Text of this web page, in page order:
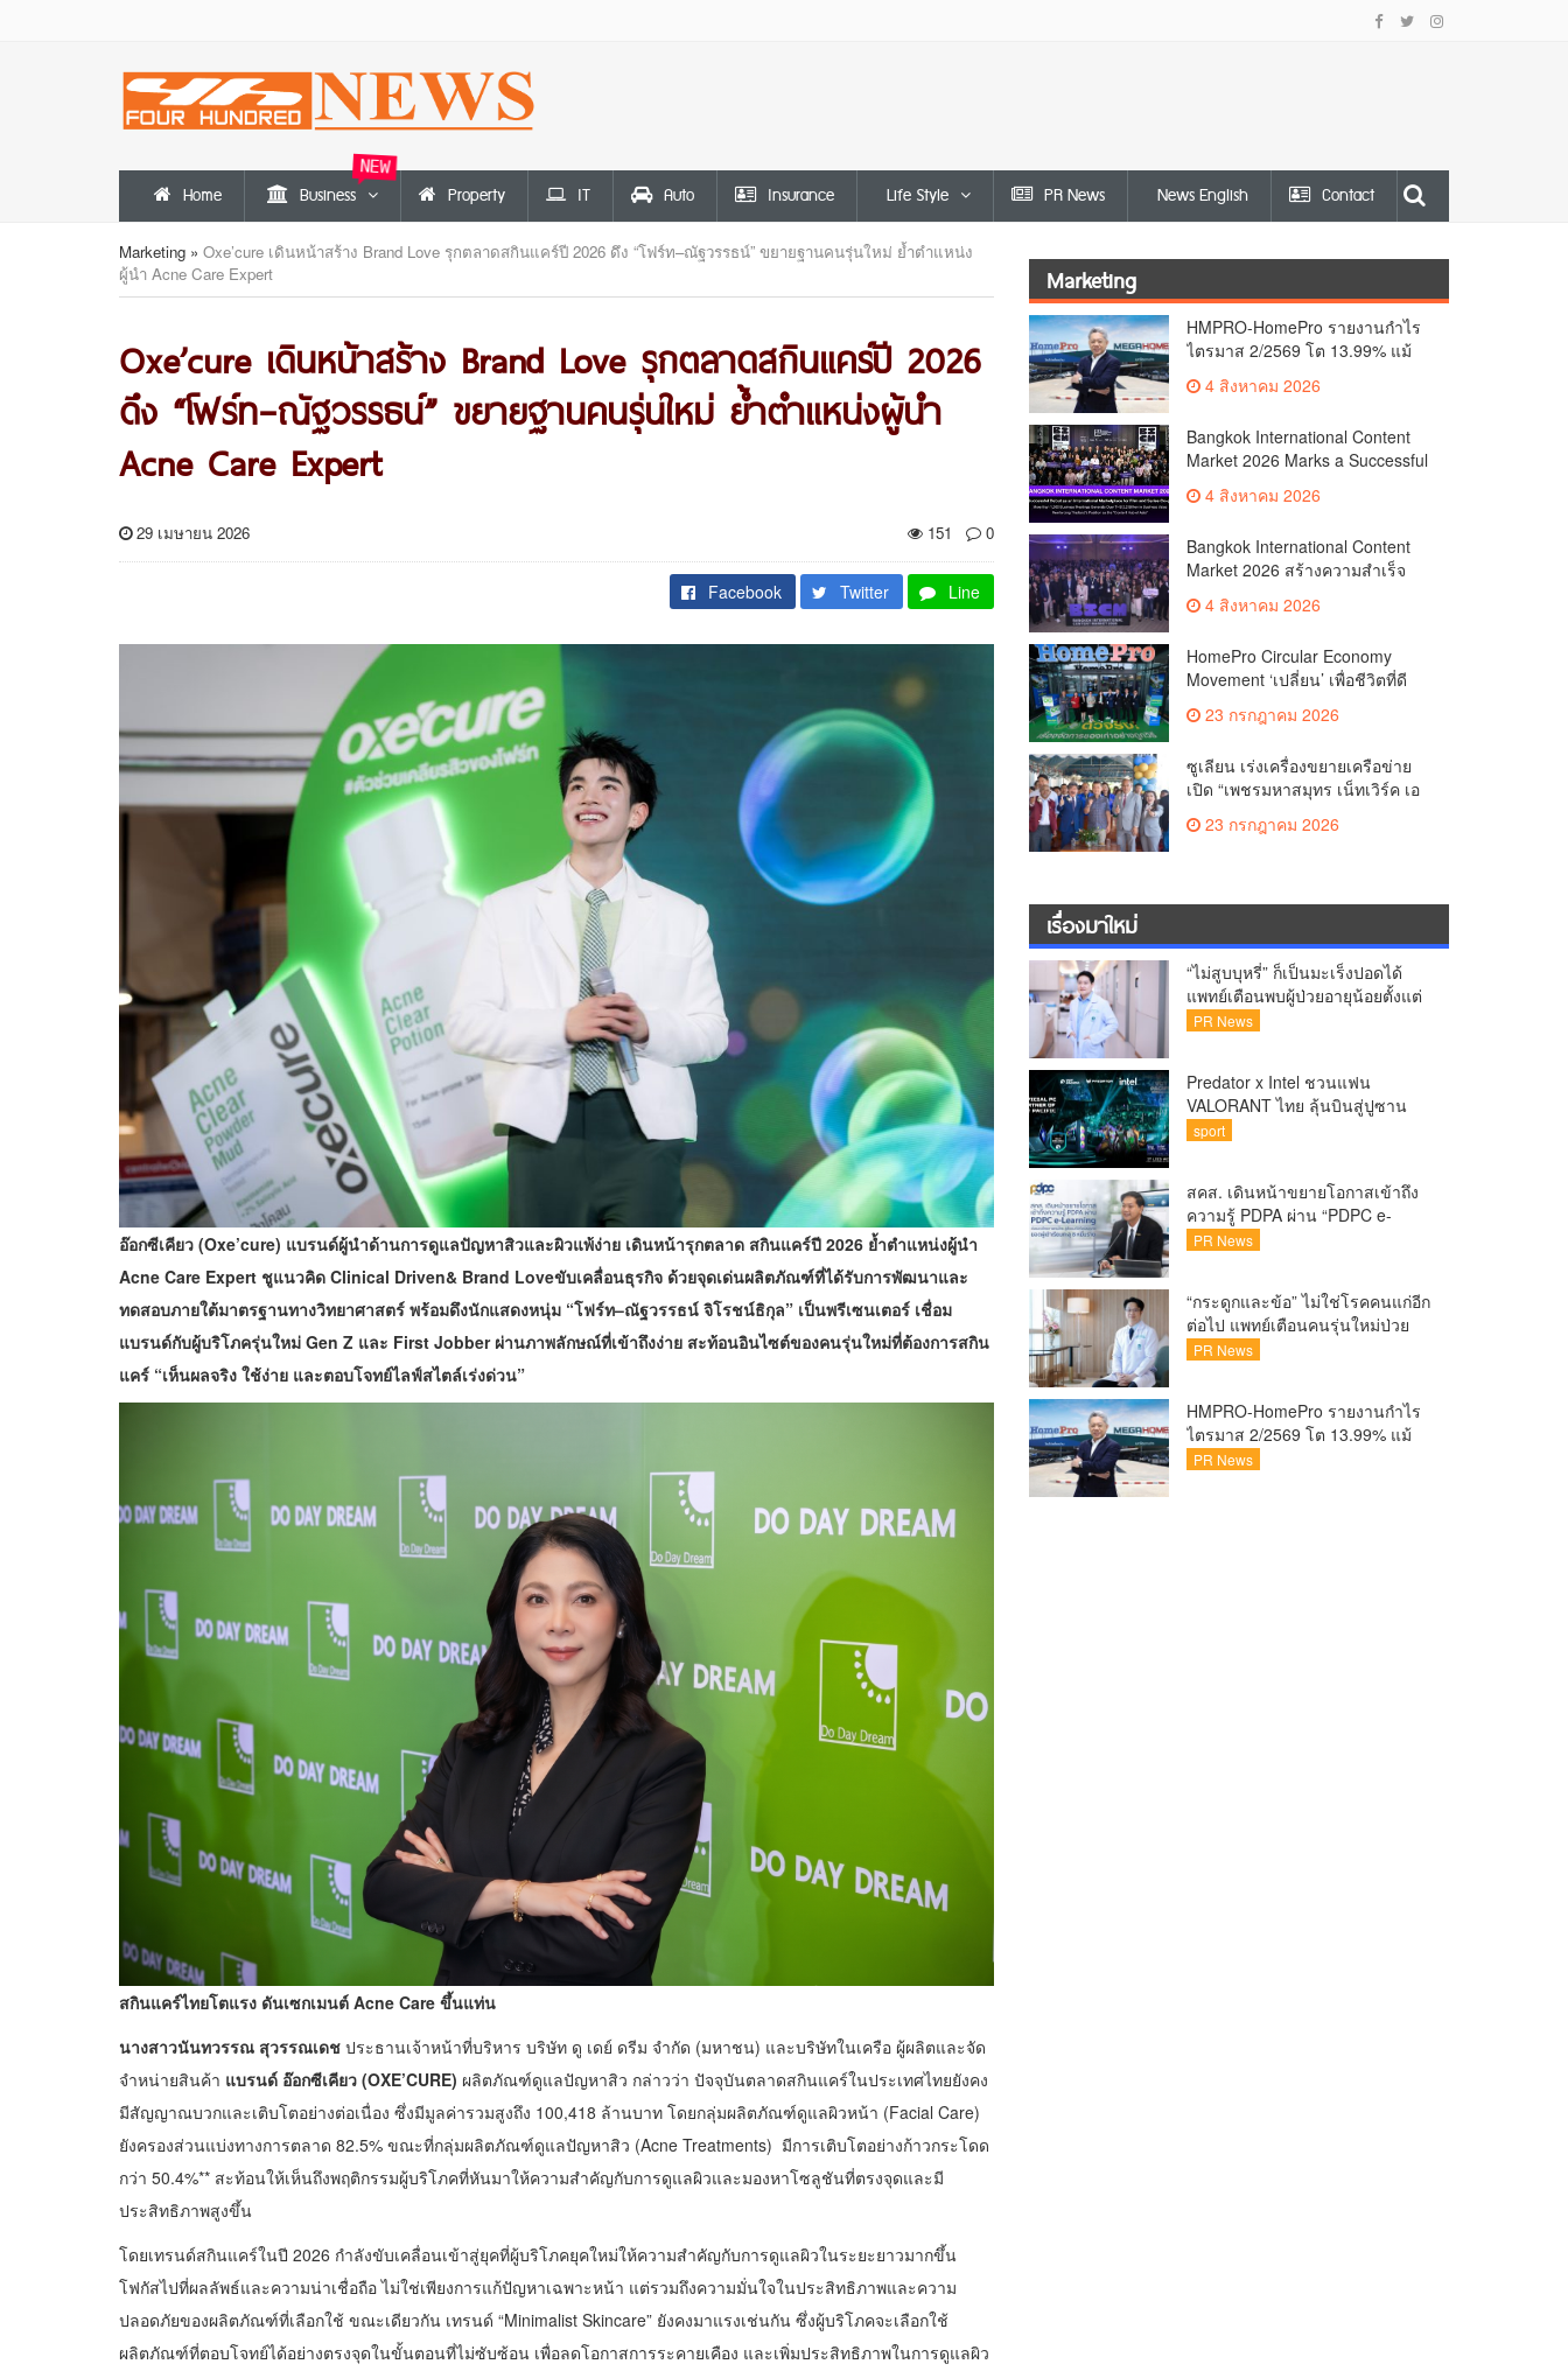
Home Business
NEW
Property IT Auto Insurance Life Style PR News News English Contact
Marketing » Oxe’cure เดินหน้าสร้าง Brand Love รุกตลาดสกินแคร์ปี 2026 ดึง “โฟร์ท–ณัฐวรรธน์” ขยายฐานคนรุ่นใหม่ ย้ำตำแหน่ง
ผู้นำ Acne Care Expert
Oxe’cure เดินหน้าสร้าง Brand Love รุกตลาดสกินแคร์ปี 2026
ดึง “โฟร์ท–ณัฐวรรธน์” ขยายฐานคนรุ่นใหม่ ย้ำตำแหน่งผู้นำ
Acne Care Expert
29 เมษายน 2026 151 0
Facebook Twitter Line
อ๊อกซีเคียว (Oxe’cure) แบรนด์ผู้นำด้านการดูแลปัญหาสิวและผิวแพ้ง่าย เดินหน้ารุกตลาด สกินแคร์ปี 2026 ย้ำตำแหน่งผู้นำ
Acne Care Expert ชูแนวคิด Clinical Driven& Brand Loveขับเคลื่อนธุรกิจ ด้วยจุดเด่นผลิตภัณฑ์ที่ได้รับการพัฒนาและ
ทดสอบภายใต้มาตรฐานทางวิทยาศาสตร์ พร้อมดึงนักแสดงหนุ่ม “โฟร์ท–ณัฐวรรธน์ จิโรชน์ธิกุล” เป็นพรีเซนเตอร์ เชื่อม
แบรนด์กับผู้บริโภครุ่นใหม่ Gen Z และ First Jobber ผ่านภาพลักษณ์ที่เข้าถึงง่าย สะท้อนอินไซต์ของคนรุ่นใหม่ที่ต้องการสกิน
แคร์ “เห็นผลจริง ใช้ง่าย และตอบโจทย์ไลฟ์สไตล์เร่งด่วน”
สกินแคร์ไทยโตแรง ดันเซกเมนต์ Acne Care ขึ้นแท่น
นางสาวนันทวรรณ สุวรรณเดช ประธานเจ้าหน้าที่บริหาร บริษัท ดู เดย์ ดรีม จำกัด (มหาชน) และบริษัทในเครือ ผู้ผลิตและจัด
จำหน่ายสินค้า แบรนด์ อ๊อกซีเคียว (OXE’CURE) ผลิตภัณฑ์ดูแลปัญหาสิว กล่าวว่า ปัจจุบันตลาดสกินแคร์ในประเทศไทยยังคง
มีสัญญาณบวกและเติบโตอย่างต่อเนื่อง ซึ่งมีมูลค่ารวมสูงถึง 100,418 ล้านบาท โดยกลุ่มผลิตภัณฑ์ดูแลผิวหน้า (Facial Care)
ยังครองส่วนแบ่งทางการตลาด 82.5% ขณะที่กลุ่มผลิตภัณฑ์ดูแลปัญหาสิว (Acne Treatments) มีการเติบโตอย่างก้าวกระโดด
กว่า 50.4%** สะท้อนให้เห็นถึงพฤติกรรมผู้บริโภคที่หันมาให้ความสำคัญกับการดูแลผิวและมองหาโซลูชันที่ตรงจุดและมี
ประสิทธิภาพสูงขึ้น
โดยเทรนด์สกินแคร์ในปี 2026 กำลังขับเคลื่อนเข้าสู่ยุคที่ผู้บริโภคยุคใหม่ให้ความสำคัญกับการดูแลผิวในระยะยาวมากขึ้น
โฟกัสไปที่ผลลัพธ์และความน่าเชื่อถือ ไม่ใช่เพียงการแก้ปัญหาเฉพาะหน้า แต่รวมถึงความมั่นใจในประสิทธิภาพและความ
ปลอดภัยของผลิตภัณฑ์ที่เลือกใช้ ขณะเดียวกัน เทรนด์ “Minimalist Skincare” ยังคงมาแรงเช่นกัน ซึ่งผู้บริโภคจะเลือกใช้
ผลิตภัณฑ์ที่ตอบโจทย์ได้อย่างตรงจุดในขั้นตอนที่ไม่ซับซ้อน เพื่อลดโอกาสการระคายเคือง และเพิ่มประสิทธิภาพในการดูแลผิว
Marketing
HMPRO-HomePro รายงานกำไร
ไตรมาส 2/2569 โต 13.99% แม้
เศรษฐกิจผันผวนเดินหน้าขยาย
สาขา เสริมพอร์ต Private Brand
4 สิงหาคม 2026
Bangkok International Content
Market 2026 Marks a Successful
Debut as an International
Marketplace for Film and Series
Business Meetings Generate
Over THB 2.2 Billion in Business
ValueReinforcing Thailand’s
Asia”
4 สิงหาคม 2026
Bangkok International Content
Market 2026 สร้างความสำเร็จ
ตลาดซื้อขาย–ร่วมผลิตคอนเทนต์
ภาพยนตร์และซีรีส์ระดับ
1,200 คู่ มูลค่ากว่า 2,200 ล้านบาท
ตอกย้ำไทยสู่ “Content Hub of
Asia”
4 สิงหาคม 2026
HomePro Circular Economy
Movement ‘เปลี่ยน’ เพื่อชีวิตที่ดี
กว่า | CHANGE FOR BETTER
LIVING เมื่อ ‘ของเก่า’ ได้ไปต่อ
23 กรกฎาคม 2026
ซูเลียน เร่งเครื่องขยายเครือข่าย
เปิด “เพชรมหาสมุทร เน็ทเวิร์ค เอ
เจนซี่ (MGC)” ตอกย้ำการเติบโต
เครือข่าย พร้อมยกระดับการ
23 กรกฎาคม 2026
เรื่องมาใหม่
“ไม่สูบบุหรี่” ก็เป็นมะเร็งปอดได้
แพทย์เตือนพบผู้ป่วยอายุน้อยตั้งแต่
วัย 35 ปีเพิ่มขึ้นคนไทยกว่า 70%
PR News
Predator x Intel ชวนแฟน
VALORANT ไทย ลุ้นบินสู่ปูซาน
เชียร์ศึก VCT Pacific Finals Busan
สู่ปูซาน แบบติดขอบสนาม พร้อม
กิจกรรมสุดพิเศษตลอดทัวร์นาเมนต์
sport
สคส. เดินหน้าขยายโอกาสเข้าถึง
ความรู้ PDPA ผ่าน “PDPC e-
Learning” เรียนฟรี ทุกที่ ทุกเวลา
ปลอดภัย เผยยอดผู้เข้าเรียนล่าสุด
ทะลุ 8 หมื่นรายแล้ว
PR News
“กระดูกและข้อ” ไม่ใช่โรคคนแก่อีก
ต่อไป แพทย์เตือนคนรุ่นใหม่ป่วย
เพิ่ม 20-30% เสี่ยง ‘ข้อเข่าเสื่อม
PR News
HMPRO-HomePro รายงานกำไร
ไตรมาส 2/2569 โต 13.99% แม้
เศรษฐกิจผันผวนเดินหน้าขยาย
PR News